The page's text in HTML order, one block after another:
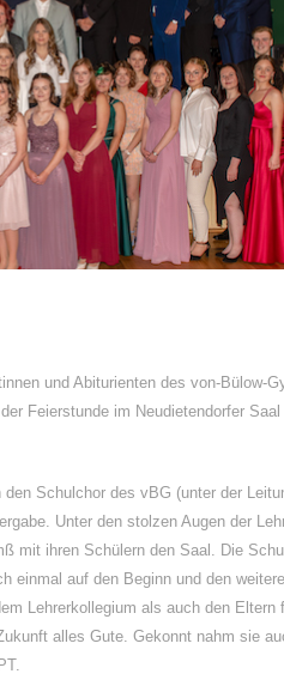
und Abiturienten des von-Bülow-
Feierstunde im Neudietendorfer Saal
Schulchor des vBG (unter der
Unter den stolzen Augen der
mit ihren Schülern den Saal. Die
einmal auf den Beginn und den
Lehrerkollegium als auch den
alles Gute. Gekonnt nahm sie